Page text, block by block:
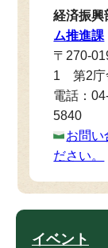
経済振
ム推進課
〒270-
1 第2庁
電話：
5840
お問い
ださい。
イベント